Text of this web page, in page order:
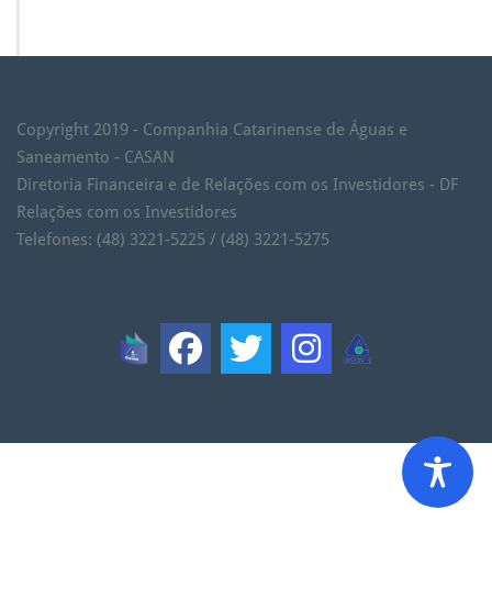
Copyright 2019 - Companhia Catarinense de Águas e
Saneamento - CASAN
Diretoria Financeira e de Relações com os Investidores - DF
Relações com os Investidores
Telefones: (48) 3221-5225 / (48) 3221-5275